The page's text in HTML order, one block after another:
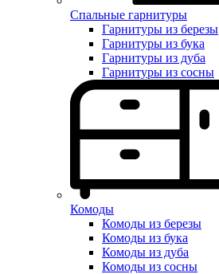
Спальные гарнитуры
Гарнитуры из березы
Гарнитуры из бука
Гарнитуры из дуба
Гарнитуры из сосны
Комоды
Комоды из березы
Комоды из бука
Комоды из дуба
Комоды из сосны